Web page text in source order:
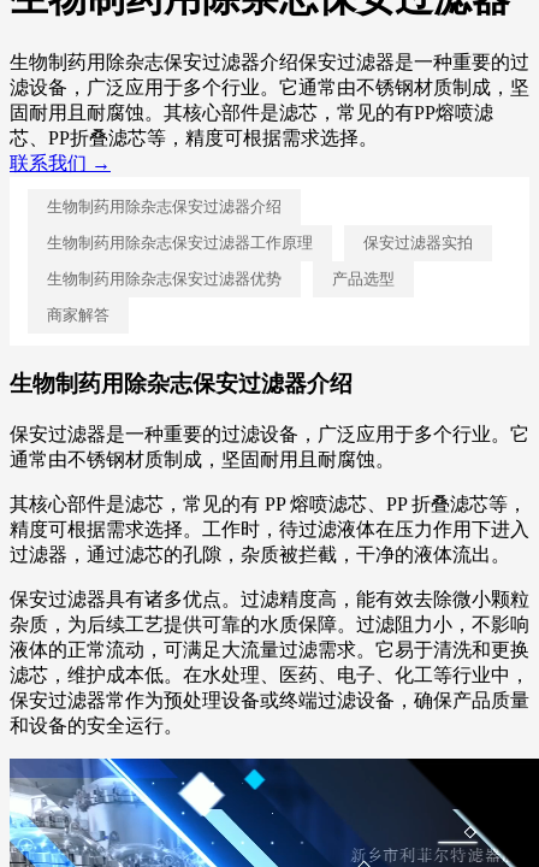
生物制药用除杂志保安过滤器介绍保安过滤器是一种重要的过
滤设备，广泛应用于多个行业。它通常由不锈钢材质制成，坚
固耐用且耐腐蚀。其核心部件是滤芯，常见的有PP熔喷滤
芯、PP折叠滤芯等，精度可根据需求选择。
联系我们 →
生物制药用除杂志保安过滤器介绍
生物制药用除杂志保安过滤器工作原理
保安过滤器实拍
生物制药用除杂志保安过滤器优势
产品选型
商家解答
生物制药用除杂志保安过滤器介绍
保安过滤器是一种重要的过滤设备，广泛应用于多个行业。它
通常由不锈钢材质制成，坚固耐用且耐腐蚀。
其核心部件是滤芯，常见的有 PP 熔喷滤芯、PP 折叠滤芯等，
精度可根据需求选择。工作时，待过滤液体在压力作用下进入
过滤器，通过滤芯的孔隙，杂质被拦截，干净的液体流出。
保安过滤器具有诸多优点。过滤精度高，能有效去除微小颗粒
杂质，为后续工艺提供可靠的水质保障。过滤阻力小，不影响
液体的正常流动，可满足大流量过滤需求。它易于清洗和更换
滤芯，维护成本低。在水处理、医药、电子、化工等行业中，
保安过滤器常作为预处理设备或终端过滤设备，确保产品质量
和设备的安全运行。